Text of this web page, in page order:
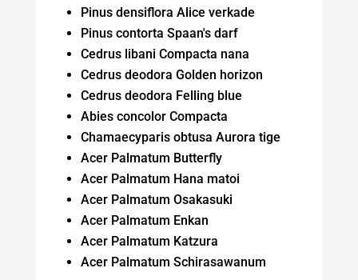
Pinus densiflora Alice verkade
Pinus contorta Spaan's darf
Cedrus libani Compacta nana
Cedrus deodora Golden horizon
Cedrus deodora Felling blue
Abies concolor Compacta
Chamaecyparis obtusa Aurora tige
Acer Palmatum Butterfly
Acer Palmatum Hana matoi
Acer Palmatum Osakasuki
Acer Palmatum Enkan
Acer Palmatum Katzura
Acer Palmatum Schirasawanum